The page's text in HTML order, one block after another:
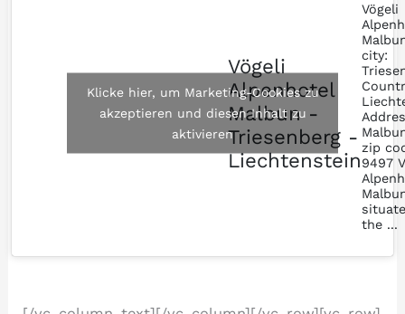
Vögeli
Alpenhotel
Malbun -
Triesenberg -
Liechtenstein
Vögeli
city:
zip
9497
the ...
Klicke hier, um Marketing-Cookies zu
akzeptieren und diesen Inhalt zu
aktivieren